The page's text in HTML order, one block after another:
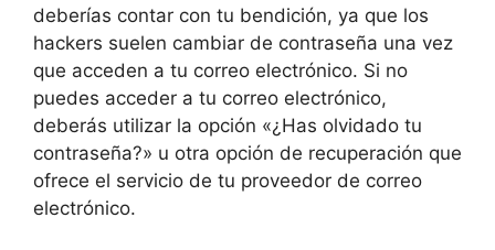
deberías contar con tu bendición, ya que los
hackers suelen cambiar de contraseña una vez
que acceden a tu correo electrónico. Si no
puedes acceder a tu correo electrónico,
deberás utilizar la opción «¿Has olvidado tu
contraseña?» u otra opción de recuperación que
ofrece el servicio de tu proveedor de correo
electrónico.